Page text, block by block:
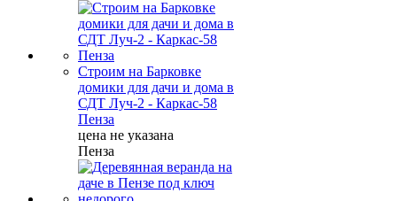
Строим на Барковке
домики для дачи и дома в
СДТ Луч-2 - Каркас-58
Пенза
цена не указана
Пенза